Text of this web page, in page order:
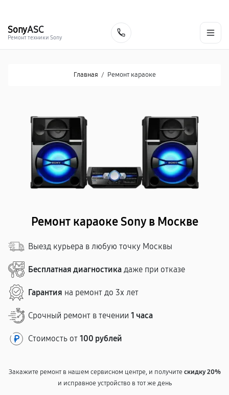
SonyASC
Ремонт техники Sony
Главная / Ремонт караоке
Ремонт караоке Sony в Москве
Выезд курьера в любую точку Москвы
Бесплатная диагностика даже при отказе
Гарантия на ремонт до 3х лет
Срочный ремонт в течении 1 часа
Стоимость от 100 рублей
Закажите ремонт в нашем сервисном центре, и получитескидку 20%
и исправное устройство в тот же день